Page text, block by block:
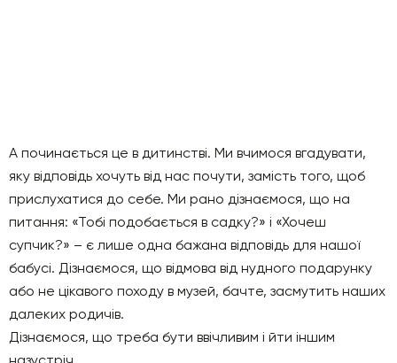
А починається це в дитинстві. Ми вчимося вгадувати,
яку відповідь хочуть від нас почути, замість того, щоб
прислухатися до себе. Ми рано дізнаємося, що на
питання: «Тобі подобається в садку?» і «Хочеш
супчик?» – є лише одна бажана відповідь для нашої
бабусі. Дізнаємося, що відмова від нудного подарунку
або не цікавого походу в музей, бачте, засмутить наших
далеких родичів.
Дізнаємося, що треба бути ввічливим і йти іншим